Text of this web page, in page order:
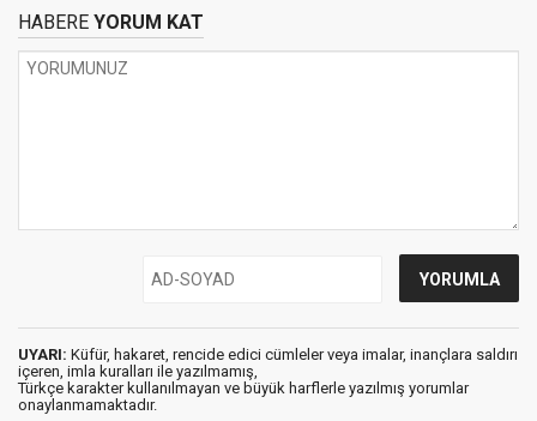
HABERE YORUM KAT
UYARI: Küfür, hakaret, rencide edici cümleler veya imalar, inançlara saldırı
içeren, imla kuralları ile yazılmamış,
Türkçe karakter kullanılmayan ve büyük harflerle yazılmış yorumlar
onaylanmamaktadır.